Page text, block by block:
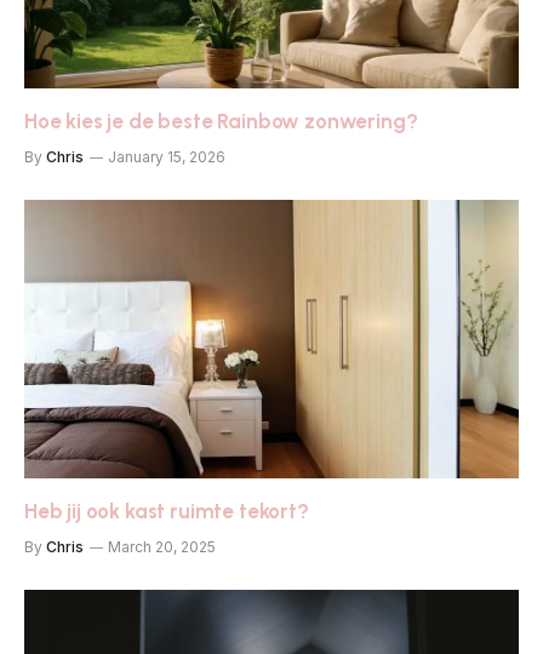
Hoe kies je de beste Rainbow zonwering?
By Chris January 15, 2026
Heb jij ook kast ruimte tekort?
By Chris March 20, 2025